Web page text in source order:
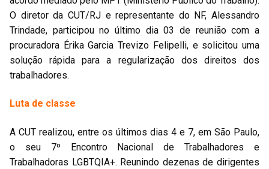
O diretor da CUT/RJ e representante do NF, Alessandro
Trindade, participou no último dia 03 de reunião com a
procuradora Érika Garcia Trevizo Felipelli, e solicitou uma
solução rápida para a regularização dos direitos dos
trabalhadores.
Luta de classe
A CUT realizou, entre os últimos dias 4 e 7, em São Paulo,
o seu 7º Encontro Nacional de Trabalhadores e
Trabalhadoras LGBTQIA+. Reunindo dezenas de dirigentes